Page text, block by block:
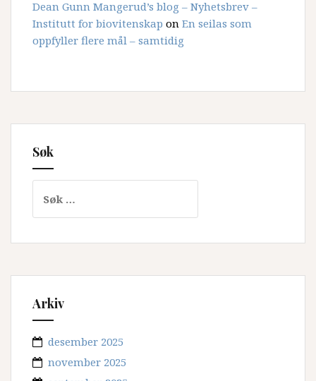
Dean Gunn Mangerud’s blog – Nyhetsbrev –
Institutt for biovitenskap on En seilas som
oppfyller flere mål – samtidig
Søk
etter:
Arkiv
desember 2025
november 2025